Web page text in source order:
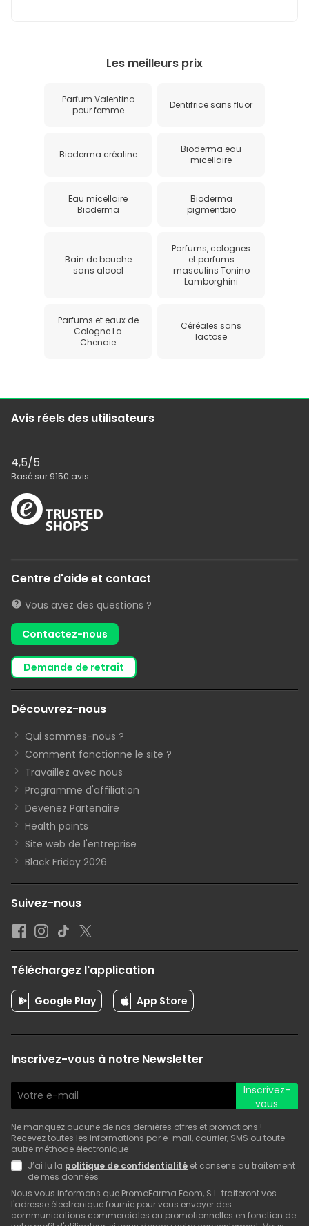
Les meilleurs prix
Parfum Valentino
pour femme
Dentifrice sans fluor
Bioderma créaline
Bioderma eau
micellaire
Eau micellaire
Bioderma
Bioderma
pigmentbio
Bain de bouche
sans alcool
Parfums, colognes
et parfums
masculins Tonino
Lamborghini
Parfums et eaux de
Cologne La
Chenaie
Céréales sans
lactose
Avis réels des utilisateurs
4,5/5
Basé sur 9150 avis
Centre d'aide et contact
Vous avez des questions ?
Contactez-nous
demande de retrait
Découvrez-nous
Qui sommes-nous ?
Comment fonctionne le site ?
Travaillez avec nous
Programme d'affiliation
Devenez Partenaire
Health points
Site web de l'entreprise
Black Friday 2026
Suivez-nous
Téléchargez l'application
Google Play App Store
Inscrivez-vous à notre Newsletter
Inscrivez-
vous
Ne manquez aucune de nos dernières offres et promotions !
Recevez toutes les informations par e-mail, courrier, SMS ou toute
autre méthode électronique
J’ai lu la politique de confidentialité et consens au traitement
de mes données
Nous vous informons que PromoFarma Ecom, S.L. traiteront vos
l'adresse électronique fournie pour vous envoyer des
communications commerciales ou promotionnelles en fonction de